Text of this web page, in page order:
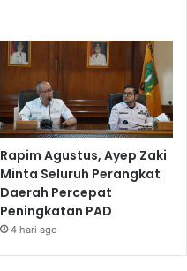
Rapim Agustus, Ayep Zaki
Minta Seluruh Perangkat
Daerah Percepat
Peningkatan PAD
4 hari ago